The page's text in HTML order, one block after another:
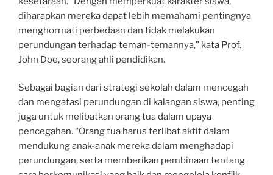
diharapkan mereka dapat lebih memahami pentingnya
menghormati perbedaan dan tidak melakukan
perundungan terhadap teman-temannya,” kata Prof.
John Doe, seorang ahli pendidikan.
Sebagai bagian dari strategi sekolah dalam mencegah
dan mengatasi perundungan di kalangan siswa, penting
juga untuk melibatkan orang tua dalam upaya
pencegahan. “Orang tua harus terlibat aktif dalam
mendukung anak-anak mereka dalam menghadapi
perundungan, serta memberikan pembinaan tentang